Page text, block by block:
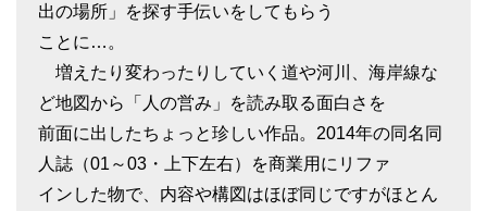
出の場所」を探す手伝いをしてもらう
ことに…。
増えたり変わったりしていく道や河川、海岸線な
ど地図から「人の営み」を読み取る面白さを
前面に出したちょっと珍しい作品。2014年の同名同
人誌（01～03・上下左右）を商業用にリファ
インした物で、内容や構図はほぼ同じですがほとん